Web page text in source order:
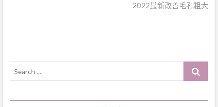
post:
2022最新改善毛孔粗大
Search